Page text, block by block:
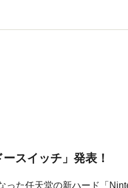
スイッチ」発表！
った任天堂の新ハード「